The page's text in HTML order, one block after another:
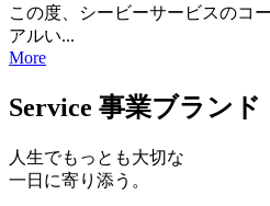
この度、シービーサービスのコ
アルい...
More
Service 事業ブランド
人生でもっとも大切な
一日に寄り添う。